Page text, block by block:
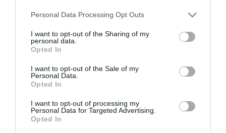
Personal Data Processing Opt Outs
I want to opt-out of the Sharing of my
personal data.
Opted In
I want to opt-out of the Sale of my
Personal Data.
Opted In
I want to opt-out of processing my
Personal Data for Targeted Advertising.
Opted In